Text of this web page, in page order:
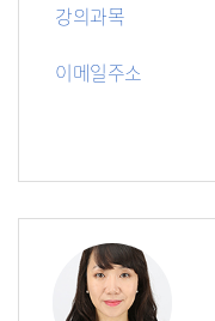
강의과목
이메일주소